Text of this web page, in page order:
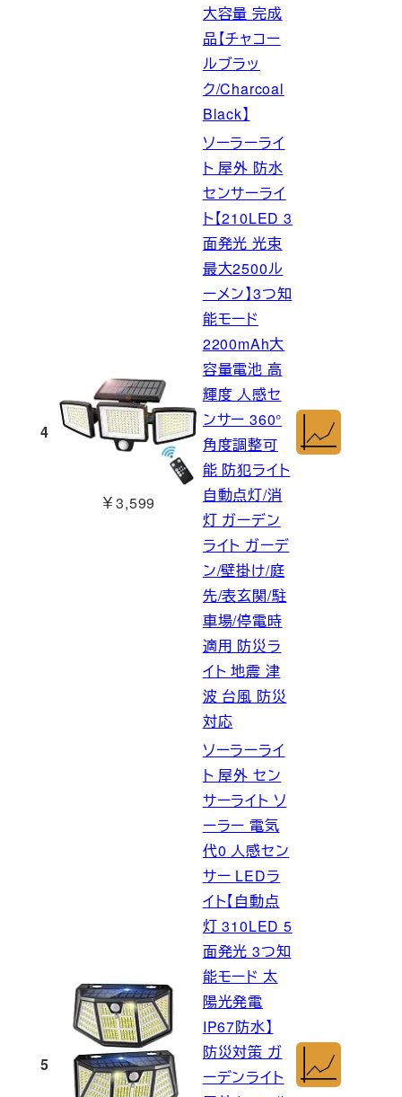
大容量 完成
品【チャコー
ルブラッ
ク/Charcoal
Black】
4
￥3,599
ソーラーライ
ト 屋外 防水
センサーライ
ト【210LED 3
面発光 光束
最大2500ル
ーメン】3つ知
能モード
2200mAh大
容量電池 高
輝度 人感セ
ンサー 360°
角度調整可
能 防犯ライト
自動点灯/消
灯 ガーデン
ライト ガーデ
ン/壁掛け/庭
先/表玄関/駐
車場/停電時
適用 防災ラ
イト 地震 津
波 台風 防災
対応
5
ソーラーライ
ト 屋外 セン
サーライト ソ
ーラー 電気
代0 人感セン
サー LEDラ
イト【自動点
灯 310LED 5
面発光 3つ知
能モード 太
陽光発電
IP67防水】
防災対策 ガ
ーデンライト